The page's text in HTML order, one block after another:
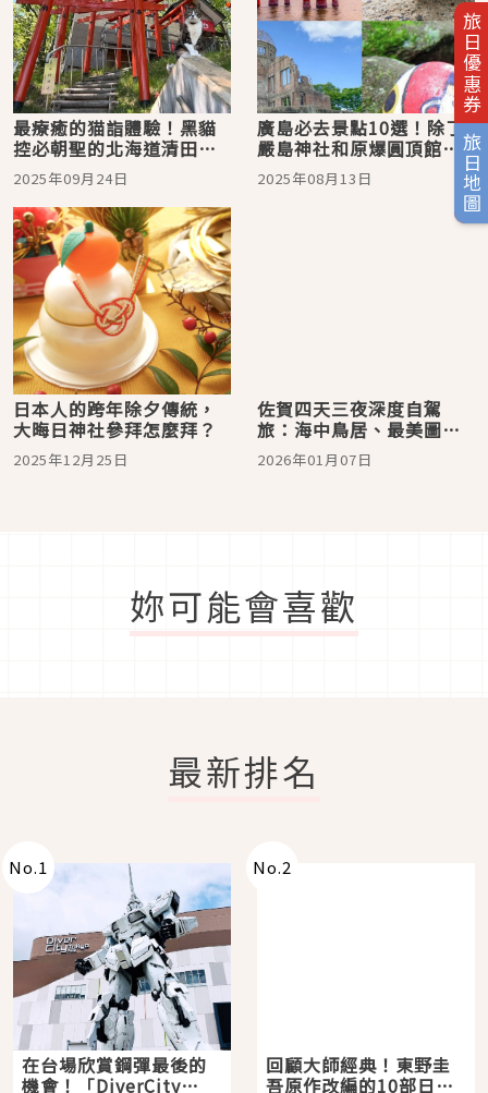
旅日優惠券
旅日地圖
最療癒的猫詣體驗！黑貓
控必朝聖的北海道清田稻
荷神社
2025年09月24日
廣島必去景點10選！除了
嚴島神社和原爆圓頂館，
還有夢幻兔島、文青貓道
與感動人心的自然風光
2025年08月13日
日本人的跨年除夕傳統，
大晦日神社參拜怎麼拜？
2025年12月25日
佐賀四天三夜深度自駕
旅：海中鳥居、最美圖書
館、美肌溫泉與螃蟹宴席
2026年01月07日
妳可能會喜歡
最新排名
No.1
在台場欣賞鋼彈最後的
機會！「DiverCity
No.2
回顧大師經典！東野圭
吾原作改編的10部日本